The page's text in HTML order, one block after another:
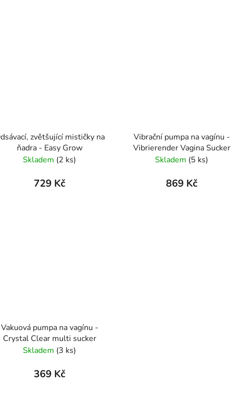
zvětšující mističky na
ňadra - Easy Grow
Skladem (2 ks)
729 Kč
Vibrační pumpa na vagínu -
Vibrierender Vagina Sucker
Skladem (5 ks)
869 Kč
Vakuová pumpa na vagínu -
Crystal Clear multi sucker
Skladem (3 ks)
369 Kč